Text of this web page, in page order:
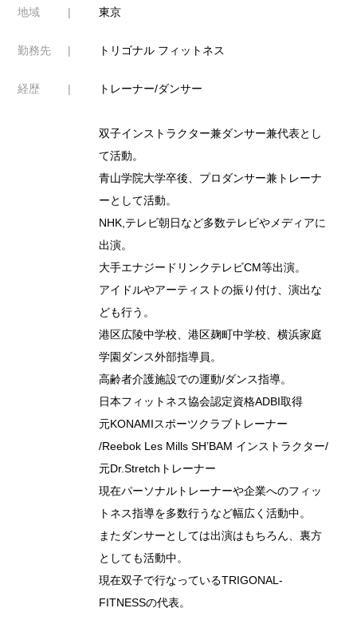
地域 東京
勤務先 トリゴナル フィットネス
経歴 トレーナー/ダンサー
双子インストラクター兼ダンサー兼代表とし
て活動。
青山学院大学卒後、プロダンサー兼トレーナ
ーとして活動。
NHK,テレビ朝日など多数テレビやメディアに
出演。
大手エナジードリンクテレビCM等出演。
アイドルやアーティストの振り付け、演出な
ども行う。
港区広陵中学校、港区麹町中学校、横浜家庭
学園ダンス外部指導員。
高齢者介護施設での運動/ダンス指導。
日本フィットネス協会認定資格ADBI取得
元KONAMIスポーツクラブトレーナー
/Reebok Les Mills SH’BAM インストラクター/
元Dr.Stretchトレーナー
現在パーソナルトレーナーや企業へのフィッ
トネス指導を多数行うなど幅広く活動中。
またダンサーとしては出演はもちろん、裏方
としても活動中。
現在双子で行なっているTRIGONAL-
FITNESSの代表。